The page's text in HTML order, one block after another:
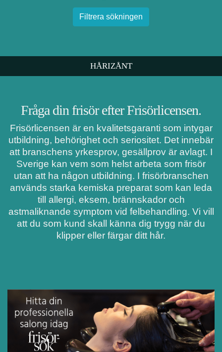
Filtrera sökningen
HÅRIZÅNT
Fråga din frisör efter Frisörlicensen.
Frisörlicensen är en kvalitetsgaranti som intygar
utbildning, behörighet och seriositet. Det innebär
att branschens yrkesprov, gesällprov är avlagt. I
Sverige kan vem som helst arbeta som frisör
utan att ha någon utbildning. I frisörbranschen
används starka kemiska preparat som kan leda
till allergi, eksem, brännskador och
astmaliknande symptom vid felbehandling. Vi vill
att du som kund skall känna dig trygg när du
klipper eller färgar ditt hår.